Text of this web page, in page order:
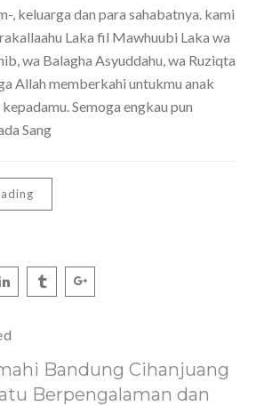
, keluarga dan para sahabatnya. kami
Laka fil Mawhuubi Laka wa
wa Balagha Asyuddahu, wa Ruziqta
Allah memberkahi untukmu anak
Semoga engkau pun
Sang
Bandung Cihanjuang
Berpengalaman dan